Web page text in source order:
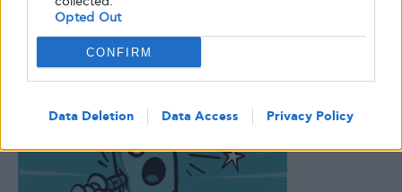
Opted Out
CONFIRM
Data Deletion Data Access Privacy Policy